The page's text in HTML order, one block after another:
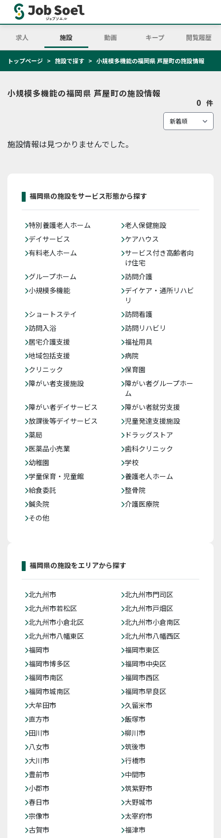
求人 施設 動画 キープ 閲覧履歴
トップページ 施設で探す 小規模多機能の福岡県 芦屋町の施設情報
小規模多機能の福岡県 芦屋町の施設情報
0 件
施設情報は見つかりませんでした。
福岡県の施設をサービス形態から探す
特別養護老人ホーム
老人保健施設
デイサービス
ケアハウス
有料老人ホーム
サービス付き高齢者向
け住宅
グループホーム
訪問介護
小規模多機能
デイケア・通所リハビ
リ
ショートステイ
訪問看護
訪問入浴
訪問リハビリ
居宅介護支援
福祉用具
地域包括支援
病院
クリニック
保育園
障がい者支援施設
障がい者グループホー
ム
障がい者デイサービス
障がい者就労支援
放課後等デイサービス
児童発達支援施設
薬局
ドラッグストア
医薬品小売業
歯科クリニック
幼稚園
学校
学童保育・児童館
養護老人ホーム
給食委託
整骨院
鍼灸院
介護医療院
その他
福岡県の施設をエリアから探す
北九州市
北九州市門司区
北九州市若松区
北九州市戸畑区
北九州市小倉北区
北九州市小倉南区
北九州市八幡東区
北九州市八幡西区
福岡市
福岡市東区
福岡市博多区
福岡市中央区
福岡市南区
福岡市西区
福岡市城南区
福岡市早良区
大牟田市
久留米市
直方市
飯塚市
田川市
柳川市
八女市
筑後市
大川市
行橋市
豊前市
中間市
小郡市
筑紫野市
春日市
大野城市
宗像市
太宰府市
古賀市
福津市